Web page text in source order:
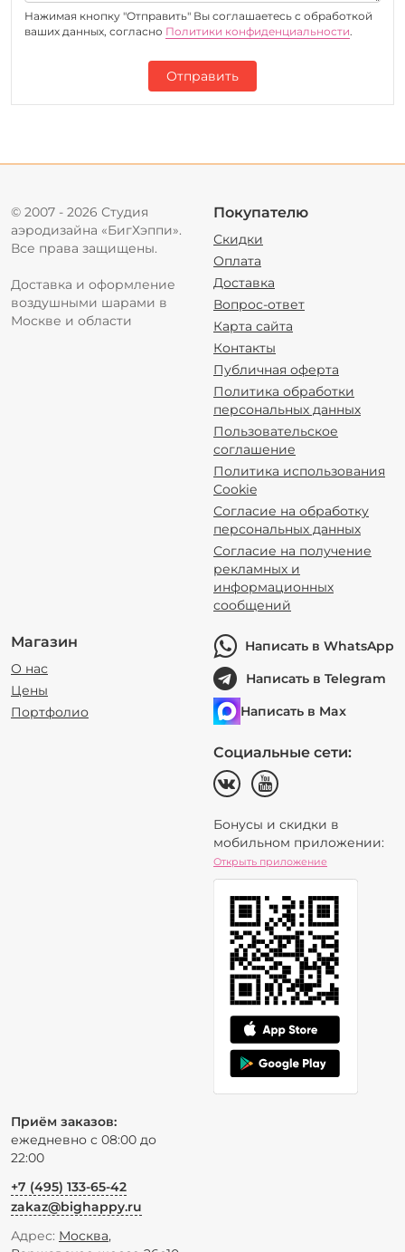
Нажимая кнопку "Отправить" Вы соглашаетесь c обработкой
ваших данных, согласно Политики конфиденциальности.
Отправить
© 2007 - 2026 Студия
аэродизайна «БигХэппи».
Все права защищены.
Доставка и оформление
воздушными шарами в
Москве и области
Покупателю
Скидки
Оплата
Доставка
Вопрос-ответ
Карта сайта
Контакты
Публичная оферта
Политика обработки
персональных данных
Пользовательское
соглашение
Политика использования
Cookie
Согласие на обработку
персональных данных
Согласие на получение
рекламных и
информационных
сообщений
Магазин
О нас
Цены
Портфолио
Написать в WhatsApp
Написать в Telegram
Написать в Max
Социальные сети:
Бонусы и скидки в
мобильном приложении:
Открыть приложение
Приём заказов:
ежедневно с 08:00 до
22:00
+7 (495) 133-65-42
zakaz@bighappy.ru
Адрес: Москва,